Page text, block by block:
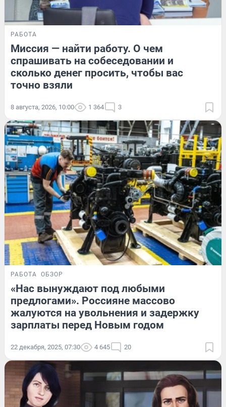
РАБОТА
Миссия — найти работу. О чем
спрашивать на собеседовании и
сколько денег просить, чтобы вас
точно взяли
8 августа, 2026, 10:00 1 364 3
РАБОТА ОБЗОР
«Нас вынуждают под любыми
предлогами». Россияне массово
жалуются на увольнения и задержку
зарплаты перед Новым годом
22 декабря, 2025, 07:30 4 645 20